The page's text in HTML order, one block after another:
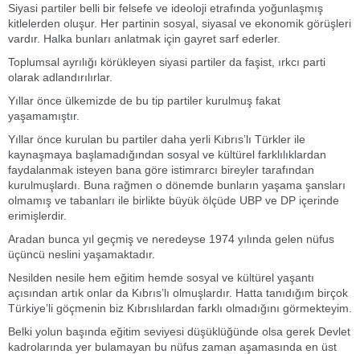
Siyasi partiler belli bir felsefe ve ideoloji etrafında yoğunlaşmış
kitlelerden oluşur. Her partinin sosyal, siyasal ve ekonomik görüşleri
vardır. Halka bunları anlatmak için gayret sarf ederler.
Toplumsal ayrılığı körükleyen siyasi partiler da faşist, ırkcı parti
olarak adlandırılırlar.
Yıllar önce ülkemizde de bu tip partiler kurulmuş fakat
yaşamamıştır.
Yıllar önce kurulan bu partiler daha yerli Kıbrıs’lı Türkler ile
kaynaşmaya başlamadığından sosyal ve kültürel farklılıklardan
faydalanmak isteyen bana göre istimrarcı bireyler tarafından
kurulmuşlardı. Buna rağmen o dönemde bunların yaşama şansları
olmamış ve tabanları ile birlikte büyük ölçüde UBP ve DP içerinde
erimişlerdir.
Aradan bunca yıl geçmiş ve neredeyse 1974 yılında gelen nüfus
üçüncü neslini yaşamaktadır.
Nesilden nesile hem eğitim hemde sosyal ve kültürel yaşantı
açısından artık onlar da Kıbrıs’lı olmuşlardır. Hatta tanıdığım birçok
Türkiye’li göçmenin biz Kıbrıslılardan farklı olmadığını görmekteyim.
Belki yolun başında eğitim seviyesi düşüklüğünde olsa gerek Devlet
kadrolarında yer bulamayan bu nüfus zaman aşamasında en üst